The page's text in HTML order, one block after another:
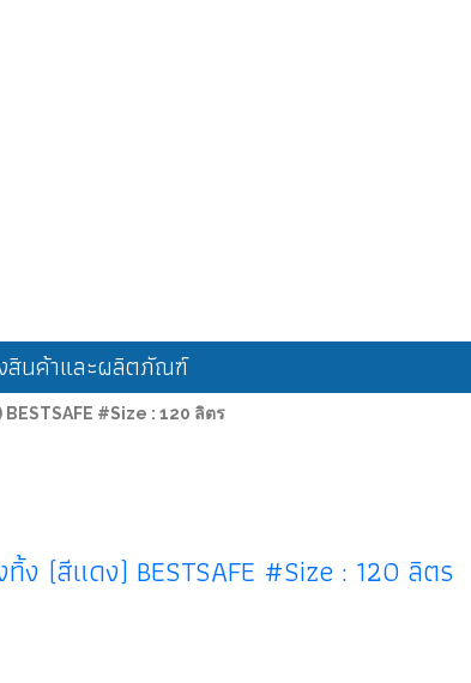
งสินค้าและผลิตภัณฑ์
#Size : 120 ลิตร
ง (สีแดง) BESTSAFE #Size : 120 ลิตร